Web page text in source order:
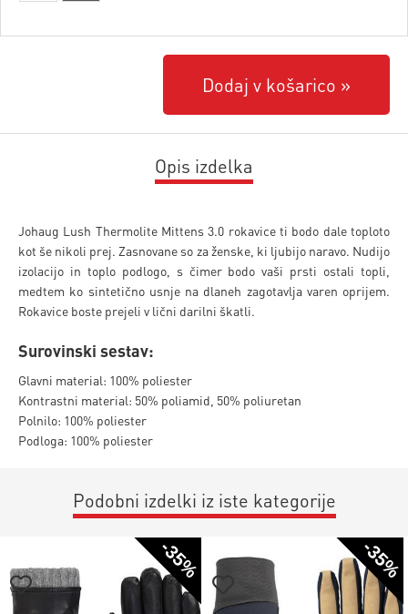
Dodaj v košarico
Opis izdelka
Johaug Lush Thermolite Mittens 3.0 rokavice ti bodo dale toploto
kot še nikoli prej. Zasnovane so za ženske, ki ljubijo naravo. Nudijo
izolacijo in toplo podlogo, s čimer bodo vaši prsti ostali topli,
medtem ko sintetično usnje na dlaneh zagotavlja varen oprijem.
Rokavice boste prejeli v lični darilni škatli.
Surovinski sestav:
Glavni material: 100% poliester
Kontrastni material: 50% poliamid, 50% poliuretan
Polnilo: 100% poliester
Podloga: 100% poliester
Podobni izdelki iz iste kategorije
-35% -35%